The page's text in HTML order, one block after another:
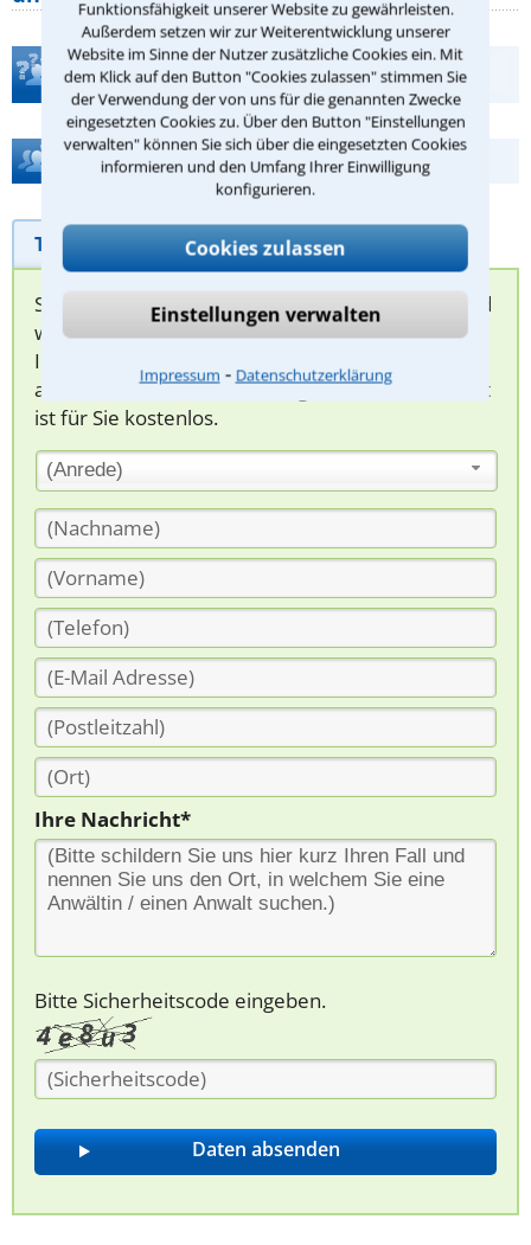
Funktionsfähigkeit unserer Website zu gewährleisten.
Außerdem setzen wir zur Weiterentwicklung unserer
Website im Sinne der Nutzer zusätzliche Cookies ein. Mit
dem Klick auf den Button "Cookies zulassen" stimmen Sie
der Verwendung der von uns für die genannten Zwecke
eingesetzten Cookies zu. Über den Button "Einstellungen
verwalten" können Sie sich über die eingesetzten Cookies
informieren und den Umfang Ihrer Einwilligung
konfigurieren.
Cookies zulassen
Einstellungen verwalten
Impressum ⁃ Datenschutzerklärung
Teste Dein Rechtswissen
Hilfe bei Ihrer Anwaltsuche?
Telefonhilfe Beratungsanfrage
Sie können hier Ihren Fall schildern. Anschließend
werden sich spezialisierte Rechtsanwälte bei
Ihnen melden, um das weitere Vorgehen
abzuklären. Die Rückmeldung durch einen Anwalt
ist für Sie kostenlos.
(Anrede)
Ihre Nachricht*
Bitte Sicherheitscode eingeben.